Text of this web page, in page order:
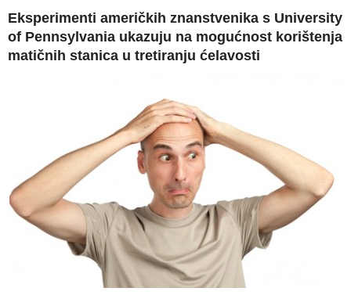
Eksperimenti američkih znanstvenika s University
of Pennsylvania ukazuju na mogućnost korištenja
matičnih stanica u tretiranju ćelavosti